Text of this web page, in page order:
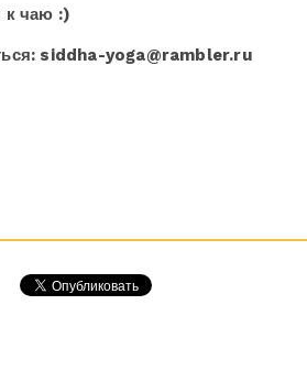
к чаю :)
siddha-yoga@rambler.ru